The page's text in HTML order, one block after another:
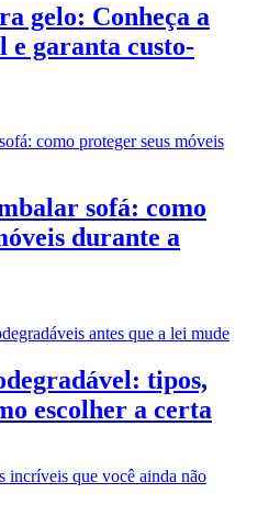
gelo: Conheça a
e garanta custo-
sofá: como
durante a
tipos,
escolher a certa